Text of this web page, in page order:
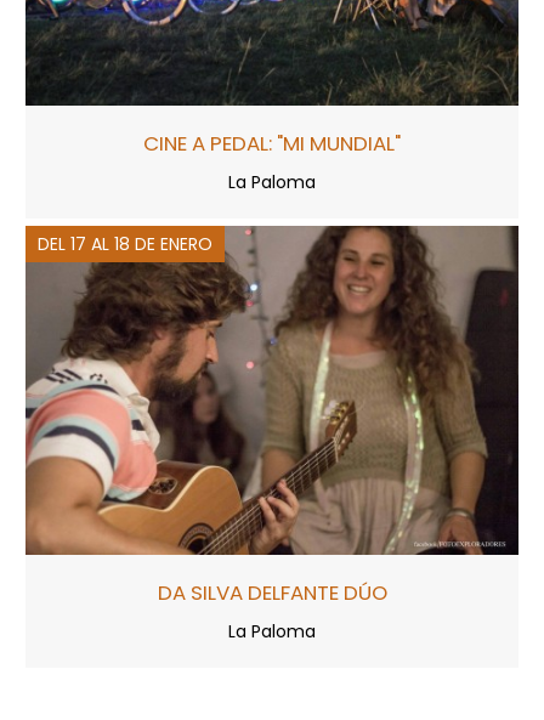
CINE A PEDAL: "MI MUNDIAL"
La Paloma
DEL 17 AL 18 DE ENERO
DA SILVA DELFANTE DÚO
La Paloma